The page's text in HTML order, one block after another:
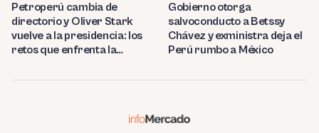
Petroperú cambia de
directorio y Oliver Stark
vuelve a la presidencia: los
retos que enfrenta la
Gobierno otorga
salvoconducto a Betssy
Chávez y exministra deja el
Perú rumbo a México